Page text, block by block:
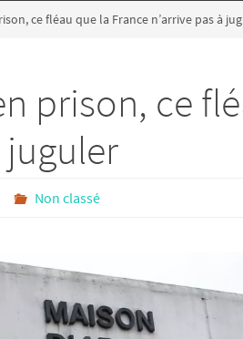
ce fléau que la France n’arrive pas à
prison, ce
juguler
Non classé